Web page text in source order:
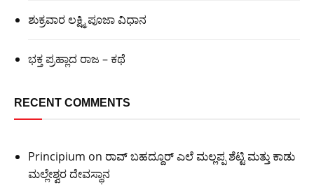
ಶುಕ್ರವಾರ ಲಕ್ಷ್ಮಿ ಪೂಜಾ ವಿಧಾನ
ಭಕ್ತ ಪ್ರಹ್ಲಾದ ರಾಜ – ಕಥೆ
RECENT COMMENTS
Principium on ರಾವ್ ಬಹದ್ದೂರ್ ಎಲೆ ಮಲ್ಲಪ್ಪ ಶೆಟ್ಟಿ ಮತ್ತು ಕಾಡು
ಮಲ್ಲೇಶ್ವರ ದೇವಸ್ಥಾನ